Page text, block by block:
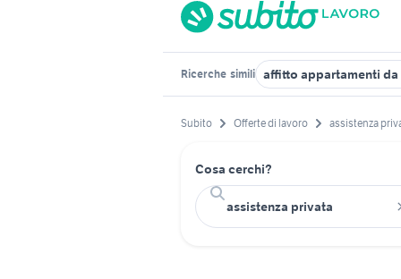
Ricerche simili affitto appartamenti
Subito Offerte di lavoro assistenza
Cosa cerchi?